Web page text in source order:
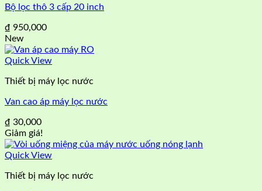
Bộ lọc thô 3 cấp 20 inch
₫ 950,000
New
Quick View
Thiết bị máy lọc nước
Van cao áp máy lọc nước
₫ 30,000
Giảm giá!
Quick View
Thiết bị máy lọc nước